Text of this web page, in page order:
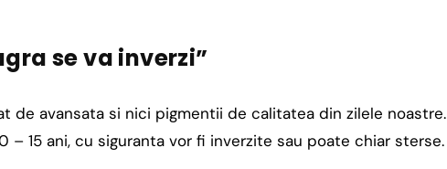
se va inverzi”
de avansata si nici pigmentii de calitatea din zilele noastre.
– 15 ani, cu siguranta vor fi inverzite sau poate chiar sterse.